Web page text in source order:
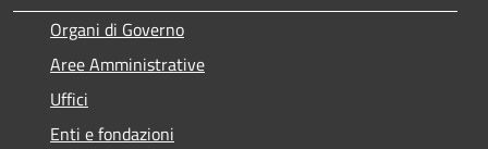
Organi di Governo
Aree Amministrative
Uffici
Enti e fondazioni